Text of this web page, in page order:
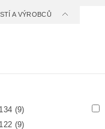
A VÝROBCŮ
(9)
(9)